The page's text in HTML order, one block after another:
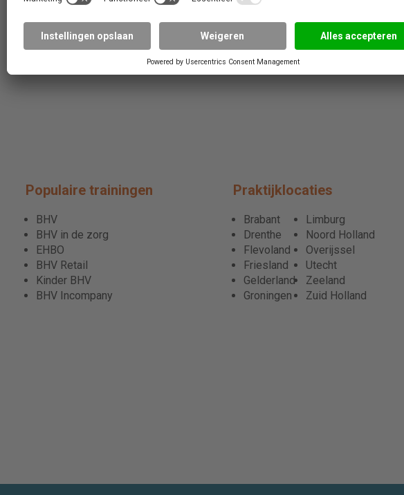
Populaire trainingen
BHV
BHV in de zorg
EHBO
BHV Retail
Kinder BHV
BHV Incompany
Praktijklocaties
Brabant
Drenthe
Flevoland
Friesland
Gelderland
Groningen
Limburg
Noord Holland
Overijssel
Utecht
Zeeland
Zuid Holland